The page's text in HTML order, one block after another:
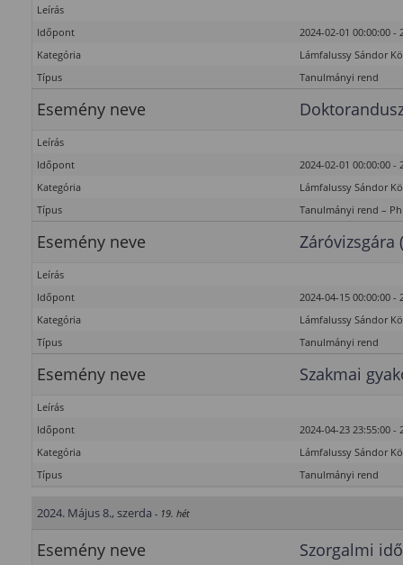
Leírás
Időpont
2024-02-01 00:00:00 -
Kategória
Lámfalussy Sándor
Típus
Tanulmányi rend
Esemény neve
Leírás
Időpont
2024-02-01 00:00:00 -
Kategória
Lámfalussy Sándor
Típus
Tanulmányi rend –
Esemény neve Záróvizsgára
Leírás
Időpont
2024-04-15 00:00:00 -
Kategória
Lámfalussy Sándor
Típus
Tanulmányi rend
Esemény neve Szakmai
Leírás
Időpont
2024-04-23 23:55:00 -
Kategória
Lámfalussy Sándor
Típus
Tanulmányi rend
2024. Május 8., szerda - 19. hét
Esemény neve Szorgalmi